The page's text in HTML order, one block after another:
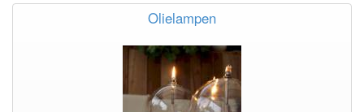
Olielampen